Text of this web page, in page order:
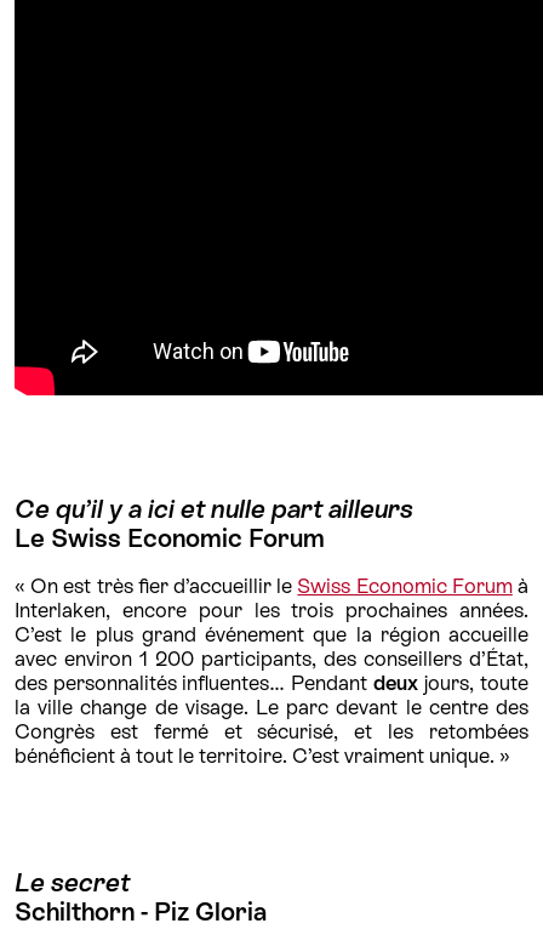
Ce qu’il y a ici et nulle part ailleurs
Le Swiss Economic Forum
« On est très fier d’accueillir le Swiss Economic Forumà
Interlaken, encore pour les trois prochaines années.
C’est le plus grand événement que la région accueille
avec environ 1 200 participants, des conseillers d’État,
des personnalités influentes… Pendant deux jours, toute
la ville change de visage. Le parc devant le centre des
Congrès est fermé et sécurisé, et les retombées
bénéficient à tout le territoire. C’est vraiment unique. »
Le secret
Schilthorn - Piz Gloria